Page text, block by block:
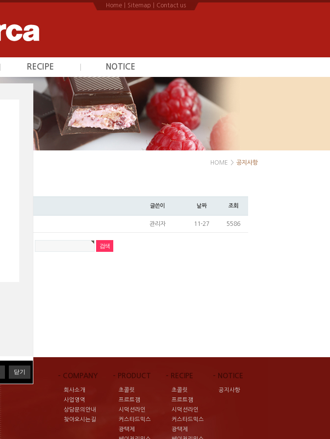
닫기
Home Sitemap Contact us
RECIPE
초콜릿
프르트잼
커스타드믹스
광택제
베이커리믹스
NOTICE
공지사항
HOME > 공지사항
글쓴이 날짜 조회
관리자 11-27 5586
- COMPANY
회사소개
사업영역
상담문의안내
찾아오시는길
- PRODUCT
초콜릿
프르트잼
시덕션라인
커스타드믹스
광택제
- RECIPE
초콜릿
프르트잼
시덕션라인
커스타드믹스
광택제
- NOTICE
공지사항